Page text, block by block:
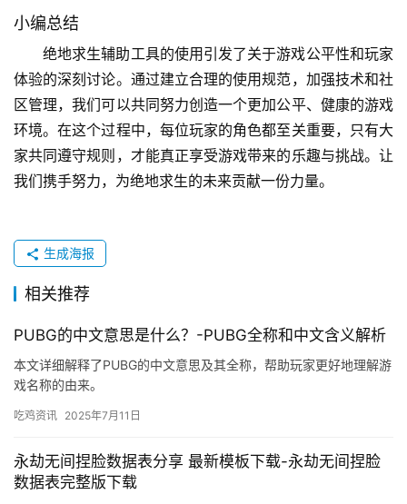
小编总结
绝地求生辅助工具的使用引发了关于游戏公平性和玩家
体验的深刻讨论。通过建立合理的使用规范，加强技术和社
区管理，我们可以共同努力创造一个更加公平、健康的游戏
环境。在这个过程中，每位玩家的角色都至关重要，只有大
家共同遵守规则，才能真正享受游戏带来的乐趣与挑战。让
我们携手努力，为绝地求生的未来贡献一份力量。
生成海报
相关推荐
PUBG的中文意思是什么？-PUBG全称和中文含义解析
本文详细解释了PUBG的中文意思及其全称，帮助玩家更好地理解游
戏名称的由来。
吃鸡资讯 2025年7月11日
永劫无间捏脸数据表分享 最新模板下载-永劫无间捏脸
数据表完整版下载